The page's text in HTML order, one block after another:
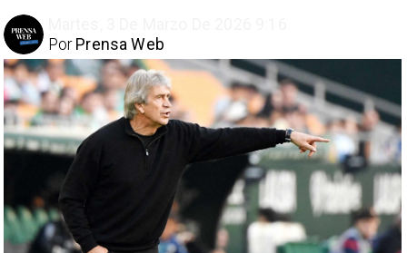
Prensa Web
Por